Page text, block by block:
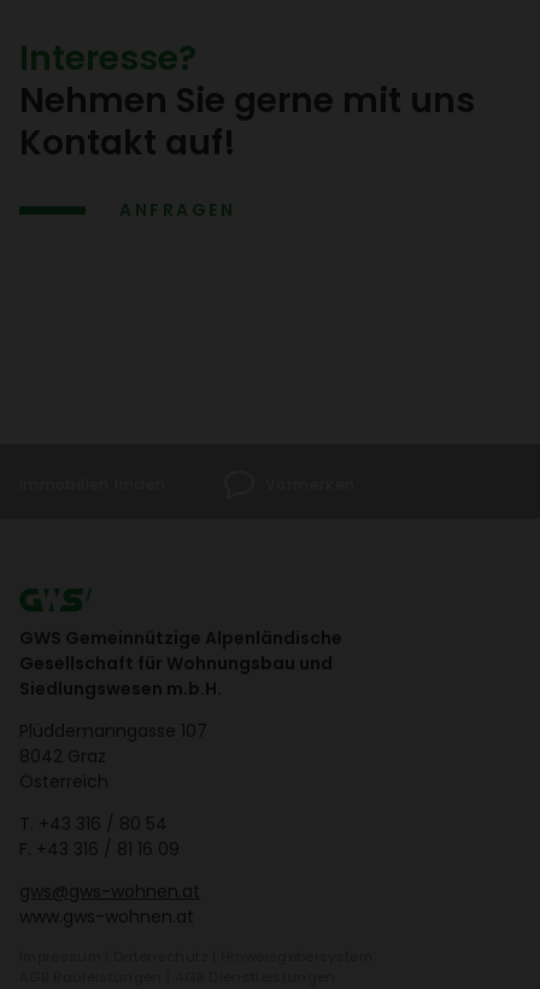
Inter­esse?
Nehmen Sie gerne mit uns
Kontakt auf!
ANFRAGEN
GWS Gemeinnützige Alpenländische
Gesellschaft für Wohnungsbau und
Siedlungswesen m.b.H.
Plüd­de­mann­gasse 107
8042 Graz
Öster­reich
T. +43 316 / 80 54
F. +43 316 / 81 16 09
gws@gws-wohnen.at
www.gws-wohnen.at